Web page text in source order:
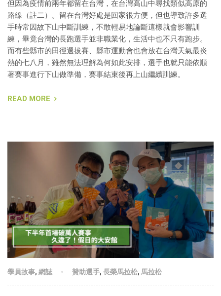
但因為疫情前兩年都留在台灣，在台灣高山中尋找類似高原的
路線（註二）。留在台灣好處是回家很方便，但也導致許多選
手時常因故下山中斷訓練，不敢輕易地論斷這樣就會影響訓
練，畢竟台灣的長跑選手並非職業化，生活中也不只有跑步。
而有些縣市的田徑選拔賽、縣市運動會也會放在台灣天氣最炎
熱的七八月，雖然無法理解為何如此安排，選手也就只能依順
著賽事進行下山做準備，賽事結束後再上山繼續訓練。
READ MORE
學員故事, 網誌 贊助選手, 長榮馬拉松, 馬拉松